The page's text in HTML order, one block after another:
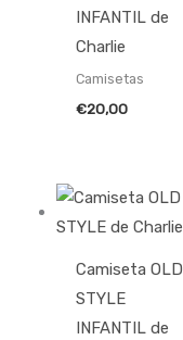
INFANTIL de
Charlie
Camisetas
€20,00
Camiseta OLD
STYLE
INFANTIL de